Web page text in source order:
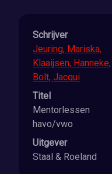
Schrijver
Jeuring, Mariska,
Klaaijsen, Hanneke,
Bolt, Jacqui
Titel
Mentorlessen
havo/vwo
Uitgever
Staal & Roeland